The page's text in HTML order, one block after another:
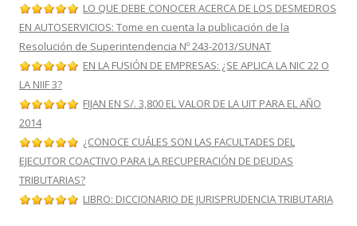
LO QUE DEBE CONOCER ACERCA DE LOS DESMEDROS
EN AUTOSERVICIOS: Tome en cuenta la publicación de la
Resolución de Superintendencia Nº 243-2013/SUNAT
EN LA FUSIÓN DE EMPRESAS: ¿SE APLICA LA NIC 22 O
LA NIIF 3?
FIJAN EN S/. 3,800 EL VALOR DE LA UIT PARA EL AÑO
2014
¿CONOCE CUÁLES SON LAS FACULTADES DEL
EJECUTOR COACTIVO PARA LA RECUPERACIÓN DE DEUDAS
TRIBUTARIAS?
LIBRO: DICCIONARIO DE JURISPRUDENCIA TRIBUTARIA